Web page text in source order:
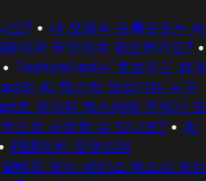
요? • 내 모델과 프롬프트는 비
이란 무엇이며 필요한가요? •
• TextureFast는 초보자도 쉽게
의 AI 텍스처 생성기는 누구
로 생성된 텍스처에 문제가 있
으로 사용할 수 있나요? • AI
• PBR이란 무엇이며
알베도 또는 베이스 텍스처 또는